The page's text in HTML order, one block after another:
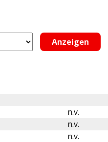
n.v.
n.v.
n.v.